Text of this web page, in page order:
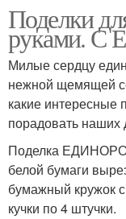
Поделки
руками.
Милые сердцу
нежной щемящей
какие интересные
порадовать наших
Поделка
белой бумаги
бумажный кружок
кучки по 4 штучки.